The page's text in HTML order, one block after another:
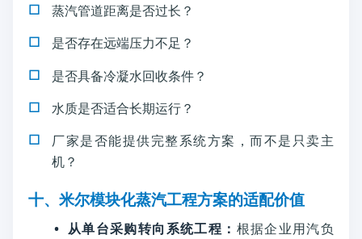
蒸汽管道距离是否过长？
是否存在远端压力不足？
是否具备冷凝水回收条件？
水质是否适合长期运行？
厂家是否能提供完整系统方案，而不是只卖主
机？
十、米尔模块化蒸汽工程方案的适配价值
• 从单台采购转向系统工程： 根据企业用汽负